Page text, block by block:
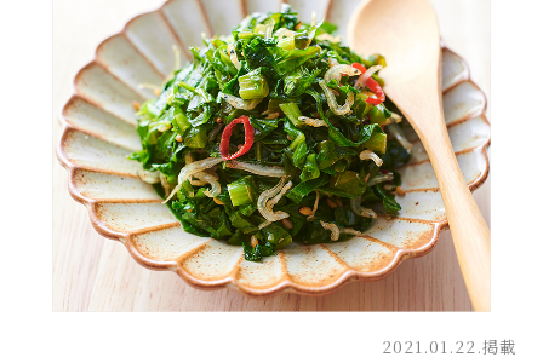
2021.01.22.掲載